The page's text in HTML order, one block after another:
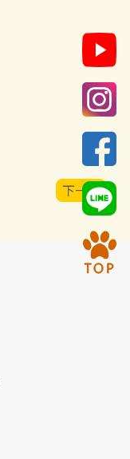
下一頁